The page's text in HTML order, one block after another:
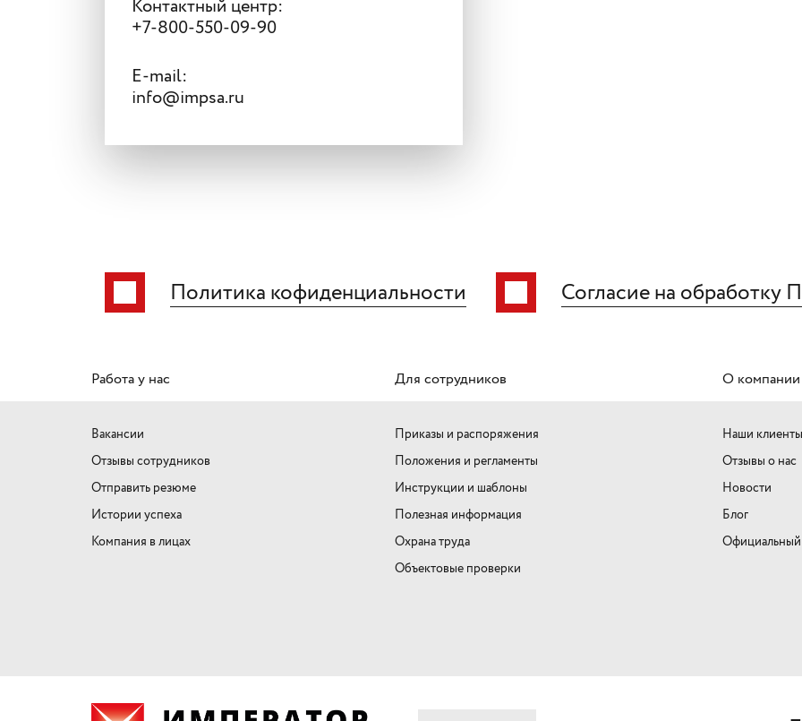
Контактный центр:
+7-800-550-09-90
E-mail:
info@impsa.ru
Политика кофиденциальности Согласие на обработку
Работа у нас
Вакансии
Отзывы сотрудников
Отправить резюме
Истории успеха
Компания в лицах
Для сотрудников
Приказы и распоряжения
Положения и регламенты
Инструкции и шаблоны
Полезная информация
Охрана труда
Объектовые проверки
О компании
Наши
Отзывы о нас
Новости
Блог
Официальный